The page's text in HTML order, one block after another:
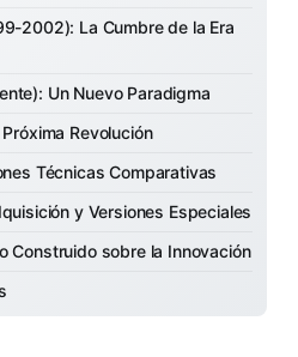
2002): La Cumbre de la Era
Un Nuevo Paradigma
Revolución
Técnicas Comparativas
y Versiones Especiales
Construido sobre la Innovación